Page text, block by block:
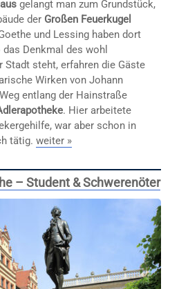
gelangt man zum Grundstück,
der Großen Feuerkugel
und Lessing haben dort
das Denkmal des wohl
Stadt steht, erfahren die Gäste
Wirken von Johann
entlang der Hainstraße
. Hier arbeitete
war aber schon in
tätig. weiter »
– Student & Schwerenöter